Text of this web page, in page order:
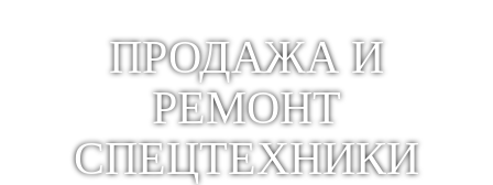
ПРОДАЖА И
РЕМОНТ
СПЕЦТЕХНИКИ